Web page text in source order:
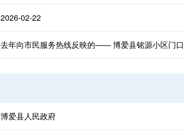
2026-02-22
去年向市民服务热线反映的—— 博爱县铭源小区门口
博爱县人民政府